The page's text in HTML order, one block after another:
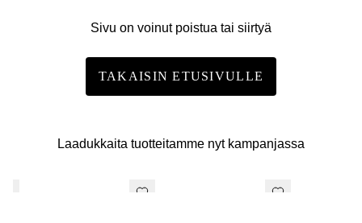
Sivu on voinut poistua tai siirtyä
TAKAISIN ETUSIVULLE
Laadukkaita tuotteitamme nyt kampanjassa